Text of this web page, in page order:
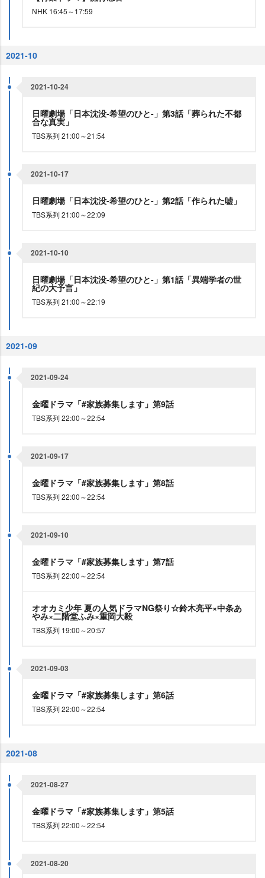
NHK 16:45～17:59
2021-10
2021-10-24
日曜劇場「日本沈没-希望のひと-」第3話「葬られた不都
合な真実」
TBS系列 21:00～21:54
2021-10-17
日曜劇場「日本沈没-希望のひと-」第2話「作られた嘘」
TBS系列 21:00～22:09
2021-10-10
日曜劇場「日本沈没-希望のひと-」第1話「異端学者の世
紀の大予言」
TBS系列 21:00～22:19
2021-09
2021-09-24
金曜ドラマ「#家族募集します」第9話
TBS系列 22:00～22:54
2021-09-17
金曜ドラマ「#家族募集します」第8話
TBS系列 22:00～22:54
2021-09-10
金曜ドラマ「#家族募集します」第7話
TBS系列 22:00～22:54
オオカミ少年 夏の人気ドラマNG祭り☆鈴木亮平×中条あ
み×二階堂ふみ×重岡大毅
TBS系列 19:00～20:57
2021-09-03
金曜ドラマ「#家族募集します」第6話
TBS系列 22:00～22:54
2021-08
2021-08-27
金曜ドラマ「#家族募集します」第5話
TBS系列 22:00～22:54
2021-08-20